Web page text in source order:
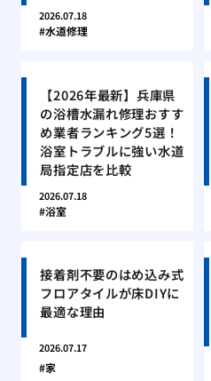
2026.07.18
水道修理
【2026年最新】兵庫県
の浴槽水漏れ修理おすす
め業者ランキング5選！
浴室トラブルに強い水道
局指定店を比較
2026.07.18
浴室
接着剤不要のはめ込み式
フロアタイルが床DIYに
最適な理由
2026.07.17
家